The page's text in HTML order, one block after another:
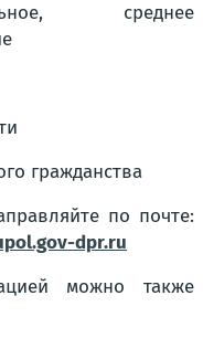
среднее
гражданства
по почте:
dpr.ru
можно также